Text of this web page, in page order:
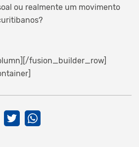
ou realmente um movimento
fusion_builder_row]